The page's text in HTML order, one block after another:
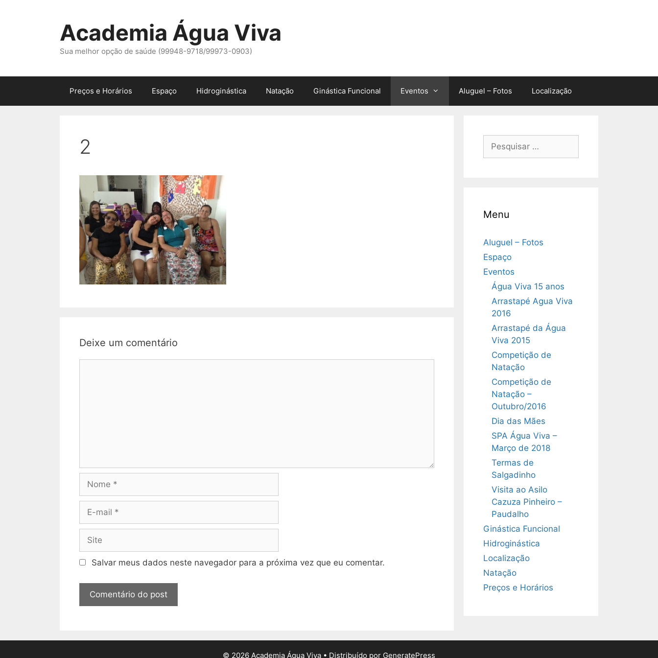
Academia Água Viva
Sua melhor opção de saúde (99948-9718/99973-0903)
Preços e Horários Espaço Hidroginástica Natação Ginástica Funcional Eventos Aluguel – Fotos Localização
2
Deixe um comentário
Nome
Site
Salvar meus dados neste navegador para a próxima vez que eu comentar.
Pesquisar
Menu
Aluguel – Fotos
Espaço
Eventos
Água Viva 15 anos
Arrastapé Agua Viva
2016
Arrastapé da Água
Viva 2015
Competição de
Natação
Competição de
Natação –
Outubro/2016
Dia das Mães
SPA Água Viva –
Março de 2018
Termas de
Salgadinho
Visita ao Asilo
Cazuza Pinheiro –
Paudalho
Ginástica Funcional
Hidroginástica
Localização
Natação
Preços e Horários
© 2026 Academia Água Viva • Distribuído por GeneratePress